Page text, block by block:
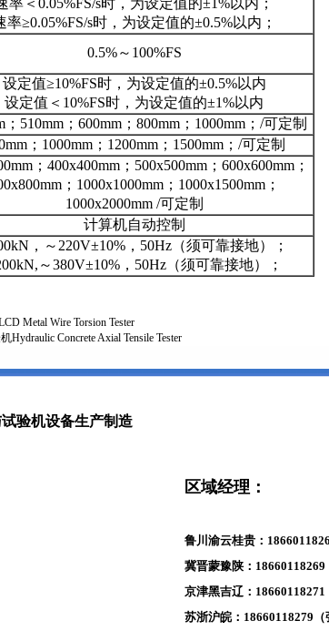
率＜0.05%FS/s时，为设定值的±1%以内；
率≥0.05%FS/s时，为设定值的±0.5%以内；
0.5%～100%FS
设定值≥10%FS时，为设定值的±0.5%以内
设定值＜10%FS时，为设定值的±1%以内
；510mm；600mm；800mm；1000mm；/可定制
；1000mm；1200mm；1500mm；/可定制
；400x400mm；500x500mm；600x600mm；
；1000x1000mm；1000x1500mm；
1000x2000mm /可定制
计算机自动控制
，～220V±10%，50Hz（须可靠接地）；
～380V±10%，50Hz（须可靠接地）；
Metal Wire Torsion Tester
Concrete Axial Tensile Tester
验机设备生产制造
区域经理：
鲁川渝云桂贵：
冀晋蒙豫陕：18660118269
京津黑吉辽：18660118271
苏浙沪皖：18660118279（